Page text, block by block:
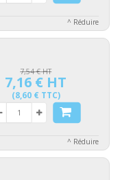
^ Réduire
7,54 € HT
7,16 € HT
(8,60 € TTC)
^ Réduire